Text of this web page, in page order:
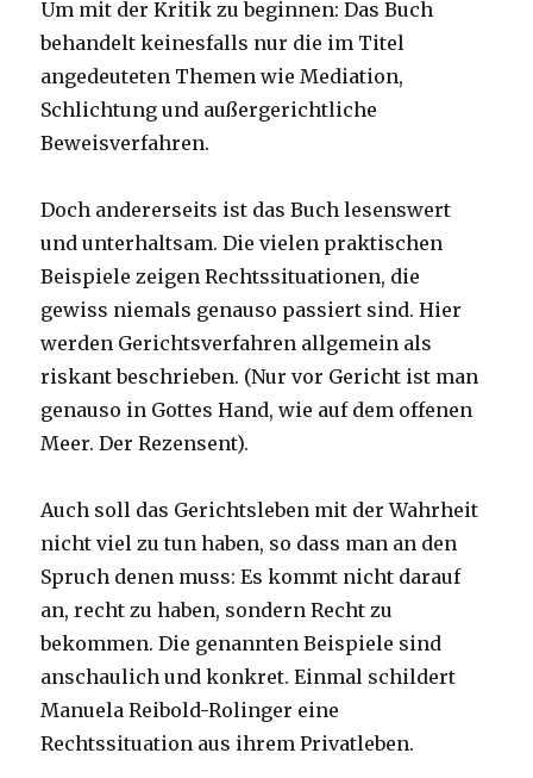
Um mit der Kritik zu beginnen: Das Buch
behandelt keinesfalls nur die im Titel
angedeuteten Themen wie Mediation,
Schlichtung und außergerichtliche
Beweisverfahren.
Doch andererseits ist das Buch lesenswert
und unterhaltsam. Die vielen praktischen
Beispiele zeigen Rechtssituationen, die
gewiss niemals genauso passiert sind. Hier
werden Gerichtsverfahren allgemein als
riskant beschrieben. (Nur vor Gericht ist man
genauso in Gottes Hand, wie auf dem offenen
Meer. Der Rezensent).
Auch soll das Gerichtsleben mit der Wahrheit
nicht viel zu tun haben, so dass man an den
Spruch denen muss: Es kommt nicht darauf
an, recht zu haben, sondern Recht zu
bekommen. Die genannten Beispiele sind
anschaulich und konkret. Einmal schildert
Manuela Reibold-Rolinger eine
Rechtssituation aus ihrem Privatleben.